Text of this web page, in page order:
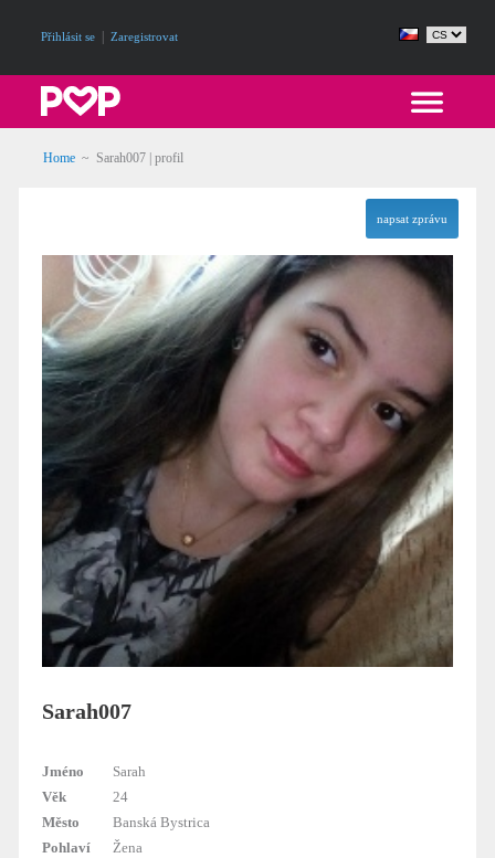
Přihlásit se Zaregistrovat
Home ~ Sarah007 | profil
napsat zprávu
Sarah007
Jméno
Sarah
Věk
24
Město
Banská Bystrica
Pohlaví
Žena